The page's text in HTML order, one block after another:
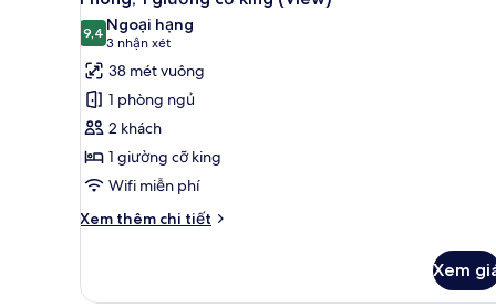
giường
cỡ
king
tất
cả
ảnh
Phòng,
giường
cỡ
king
(View)
9,49,4 trên 10
Ngoại hạng
3 nhận xét
(3
nhận
xét)
38 mét vuông
1 phòng ngủ
2 khách
1 giường cỡ king
Wifi miễn phí
Xem thêm chi tiết
Chi
Phòng,
Xem